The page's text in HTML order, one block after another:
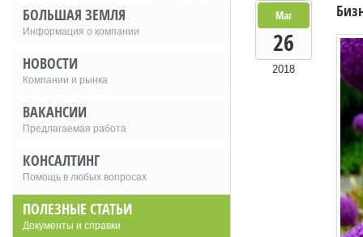
БОЛЬШАЯ ЗЕМЛЯ
Информация о компании
НОВОСТИ
Компании и рынка
ВАКАНСИИ
Предлагаемая работа
КОНСАЛТИНГ
Помощь в любых вопросах
ПОЛЕЗНЫЕ СТАТЬИ
Документы и справки
Mar
26
2018